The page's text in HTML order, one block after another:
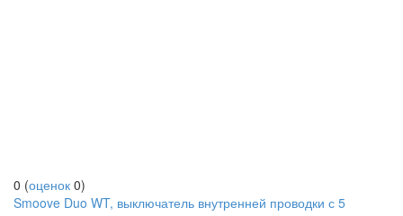
0 (оценок 0)
Smoove Duo WT, выключатель внутренней проводки с 5